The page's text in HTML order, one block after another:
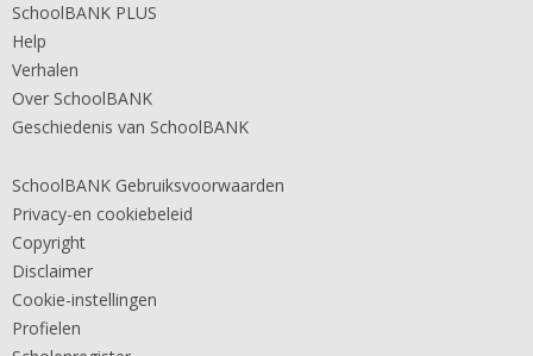
SchoolBANK PLUS
Help
Verhalen
Over SchoolBANK
Geschiedenis van SchoolBANK
SchoolBANK Gebruiksvoorwaarden
Privacy-en cookiebeleid
Copyright
Disclaimer
Cookie-instellingen
Profielen